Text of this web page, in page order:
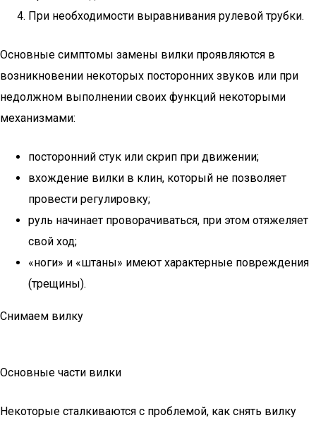
При необходимости выравнивания рулевой трубки.
Основные симптомы замены вилки проявляются в
возникновении некоторых посторонних звуков или при
недолжном выполнении своих функций некоторыми
механизмами:
посторонний стук или скрип при движении;
вхождение вилки в клин, который не позволяет
провести регулировку;
руль начинает проворачиваться, при этом отяжеляет
свой ход;
«ноги» и «штаны» имеют характерные повреждения
(трещины).
Снимаем вилку
Основные части вилки
Некоторые сталкиваются с проблемой, как снять вилку